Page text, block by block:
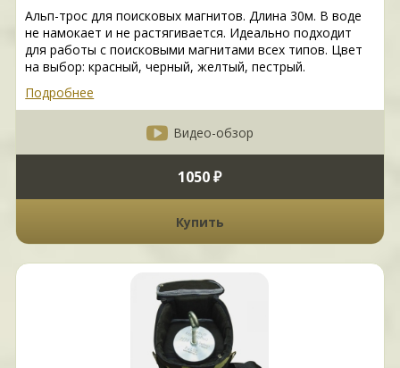
Альп-трос для поисковых магнитов. Длина 30м. В воде
не намокает и не растягивается. Идеально подходит
для работы с поисковыми магнитами всех типов. Цвет
на выбор: красный, черный, желтый, пестрый.
Подробнее
Видео-обзор
1050 ₽
Купить